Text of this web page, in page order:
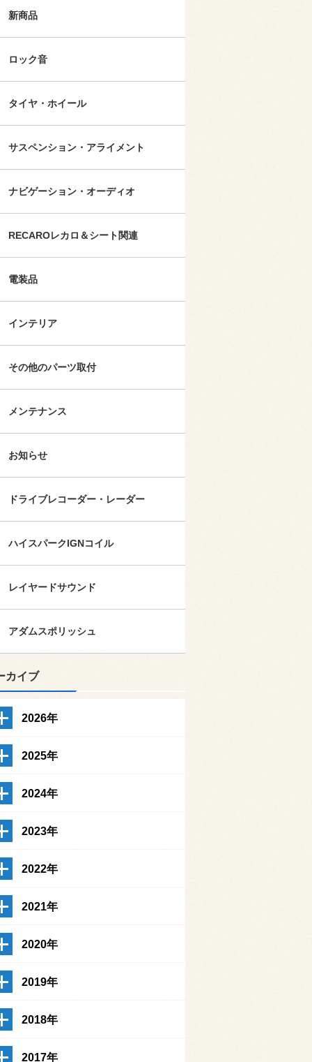
新商品
ロック音
タイヤ・ホイール
サスペンション・アライメント
ナビゲーション・オーディオ
RECAROレカロ＆シート関連
電装品
インテリア
その他のパーツ取付
メンテナンス
お知らせ
ドライブレコーダー・レーダー
ハイスパークIGNコイル
レイヤードサウンド
アダムスポリッシュ
カイブ
2026年
2025年
2024年
2023年
2022年
2021年
2020年
2019年
2018年
2017年